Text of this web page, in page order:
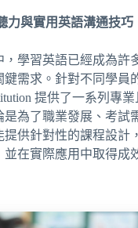
力與實用英語溝通技巧
，學習英語已經成為許
鍵需求。針對不同學員
提供了一系列專
是為了職業發展、考試
提供針對性的課程設計
在實際應用中取得成